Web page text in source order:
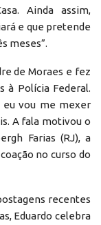
Ainda assim,
e que pretende
meses”.
de Moraes e fez
à Polícia Federal.
eu vou me mexer
A fala motivou o
Farias (RJ), a
no curso do
recentes
Eduardo celebra